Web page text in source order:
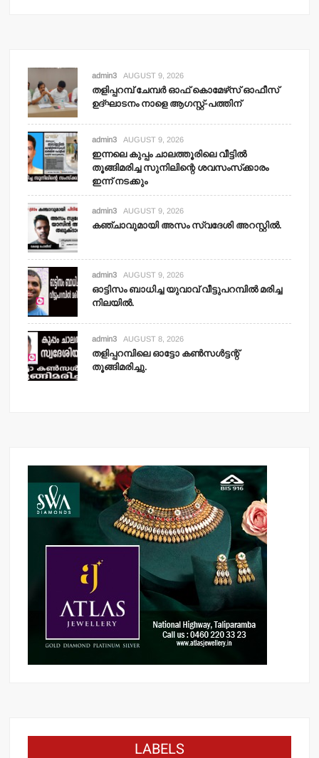
admin3 AUGUST 9, 2026
തളിപ്പറമ്പ് ചേമ്പര്‍ ഓഫ് കൊമേഴ്‌സ് ഓഫീസ്
ഉദ്ഘാടനം നാളെ ആഗസ്റ്റ്-പത്തിന്
admin3 AUGUST 9, 2026
ഇന്നലെ കുപ്പം ചാലത്തൂരിലെ വീട്ടില്‍
തൂങ്ങിമരിച്ച സുനിലിന്റെ ശവസംസ്‌ക്കാരം
ഇന്ന് നടക്കും
admin3 AUGUST 9, 2026
കഞ്ചാവുമായി അസം സ്വദേശി അറസ്റ്റില്‍.
admin3 AUGUST 9, 2026
ഓട്ടിസം ബാധിച്ച യുവാവ് വീട്ടുപറമ്പില്‍ മരിച്ച
നിലയില്‍.
admin3 AUGUST 8, 2026
തളിപ്പറമ്പിലെ ഓട്ടോ കണ്‍സള്‍ട്ടന്റ്
തൂങ്ങിമരിച്ചു.
LABELS